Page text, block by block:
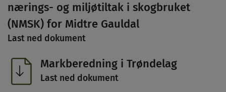
nærings- og miljøtiltak i skogbruket
(NMSK) for Midtre Gauldal
Last ned dokument
Markberedning i Trøndelag
Last ned dokument